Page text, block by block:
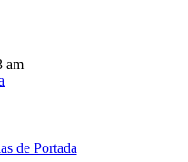
am
de Portada